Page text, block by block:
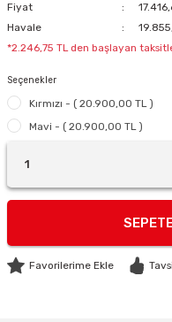
Fiyat
Havale
*2.246,75 TL den başlayan
Seçenekler
Kırmızı - ( 20.900,00 TL )
Mavi - ( 20.900,00 TL )